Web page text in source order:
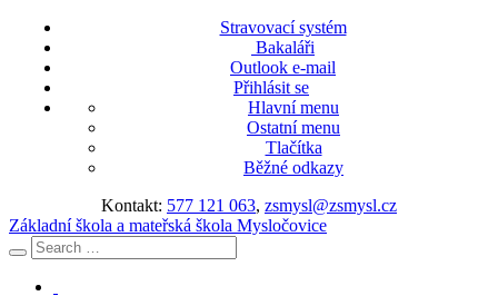
Stravovací systém
Bakaláři
Outlook e-mail
Přihlásit se
Hlavní menu
Ostatní menu
Tlačítka
Běžné odkazy
Kontakt: 577 121 063, zsmysl@zsmysl.cz
Základní škola a mateřská škola Mysločovice